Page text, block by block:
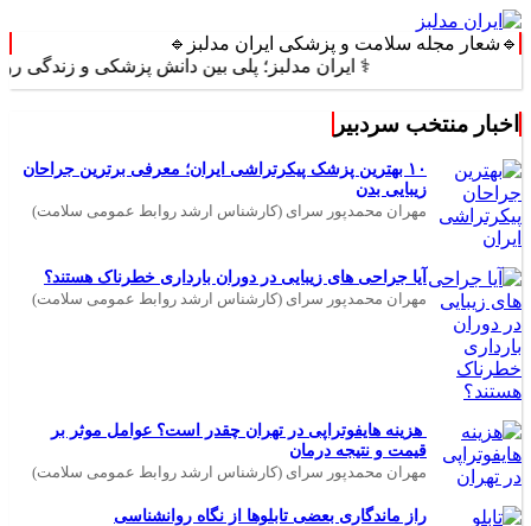
🔹شعار مجله سلامت و پزشکی ایران مدلبز🔹
⚕️ ایران مدلبز؛ پلی بین دانش پزشکی و زندگی روزمره ⚕️
اخبار منتخب سردبیر
۱۰ بهترین پزشک پیکرتراشی ایران؛ معرفی برترین جراحان
زیبایی بدن
مهران محمدپور سرای (کارشناس ارشد روابط عمومی سلامت)
آیا جراحی های زیبایی در دوران بارداری خطرناک هستند؟
مهران محمدپور سرای (کارشناس ارشد روابط عمومی سلامت)
هزینه هایفوتراپی در تهران چقدر است؟ عوامل موثر بر
قیمت و نتیجه درمان
مهران محمدپور سرای (کارشناس ارشد روابط عمومی سلامت)
راز ماندگاری بعضی تابلوها از نگاه روانشناسی